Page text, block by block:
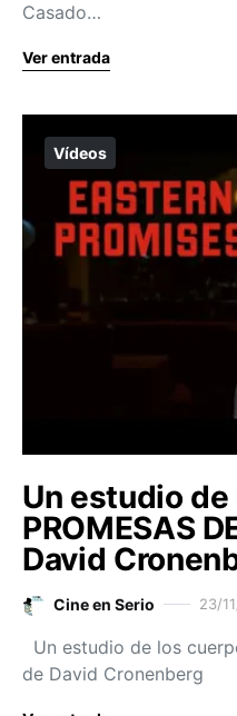
Casado…
Ver entrada
Vídeos
Un estudio
PROMESAS
David
Cine en Serio 23/
Un estudio de los
de David Cronenberg